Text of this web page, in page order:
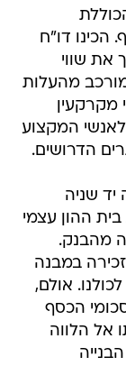
הכינו דו"ח
את שווי
מהעלות
מקרקעין
המקצוע
הדרושים.
שניה
ההון עצמי
מהבנק.
במבנה
אולם,
הכסף
אל הלווה